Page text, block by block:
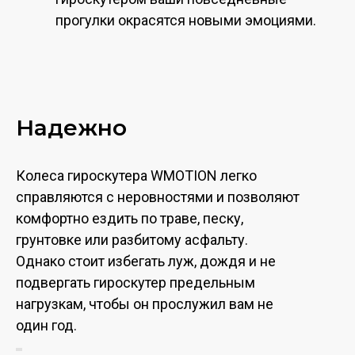
прогулки окрасятся новыми эмоциями.
Надежно
Колеса гироскутера WMOTION легко
справляются с неровностями и позволяют
комфортно ездить по траве, песку,
грунтовке или разбитому асфальту.
Однако стоит избегать луж, дождя и не
подвергать гироскутер предельным
нагрузкам, чтобы он прослужил вам не
один год.